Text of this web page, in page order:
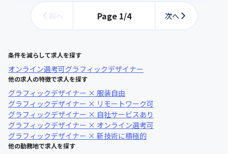
前へ Page 1/4 次へ
条件を減らして求人を探す
オンライン選考可グラフィックデザイナー
他の求人の特徴で求人を探す
グラフィックデザイナー × 服装自由
グラフィックデザイナー × リモートワーク可
グラフィックデザイナー × 自社サービスあり
グラフィックデザイナー × オンライン選考可
グラフィックデザイナー × 新技術に積極的
他の勤務地で求人を探す